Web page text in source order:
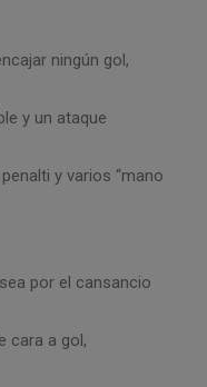
ningún gol,
y un ataque
y varios “mano
por el cansancio
cara a gol,